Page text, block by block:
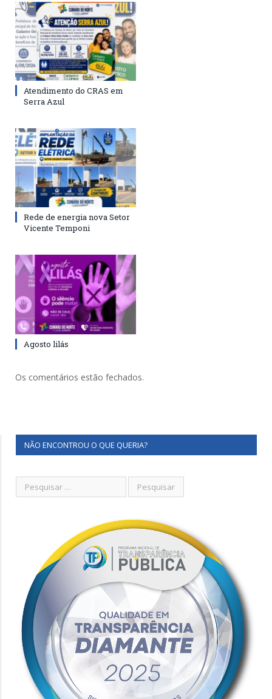
Atendimento do CRAS em
Serra Azul
Rede de energia nova Setor
Vicente Temponi
Agosto lilás
Os comentários estão fechados.
NÃO ENCONTROU O QUE QUERIA?